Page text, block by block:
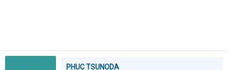
PHUC TSUNODA